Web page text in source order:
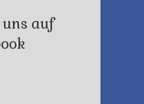
uns auf